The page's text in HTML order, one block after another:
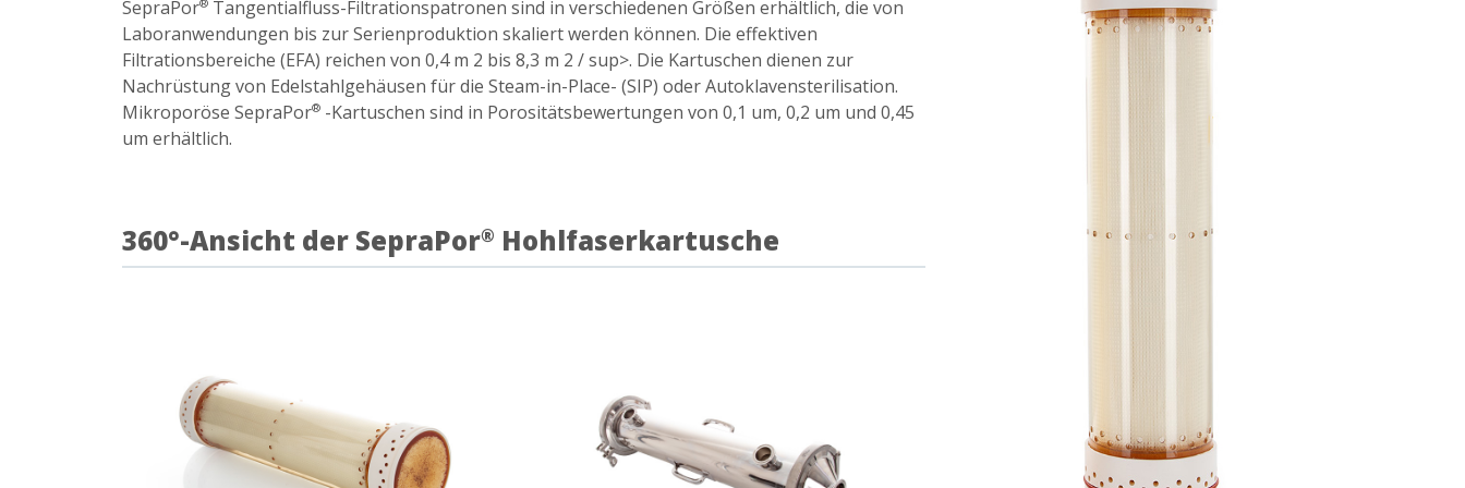
SepraPor® Tangentialfluss-Filtrationspatronen sind in verschiedenen Größen erhältlich, die von
Laboranwendungen bis zur Serienproduktion skaliert werden können. Die effektiven
Filtrationsbereiche (EFA) reichen von 0,4 m 2 bis 8,3 m 2 / sup>. Die Kartuschen dienen zur
Nachrüstung von Edelstahlgehäusen für die Steam-in-Place- (SIP) oder Autoklavensterilisation.
Mikroporöse SepraPor® -Kartuschen sind in Porositätsbewertungen von 0,1 um, 0,2 um und 0,45
um erhältlich.
360°-Ansicht der SepraPor® Hohlfaserkartusche